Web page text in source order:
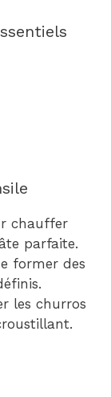
chauffer
parfaite.
former des
les churros